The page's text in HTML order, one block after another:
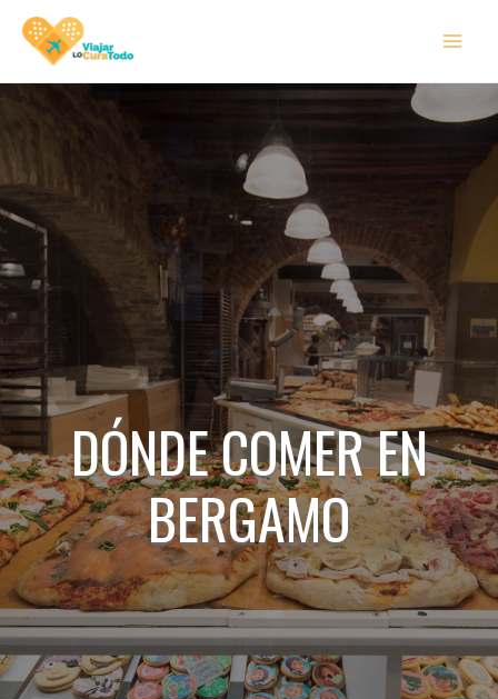
DÓNDE COMER EN
BERGAMO